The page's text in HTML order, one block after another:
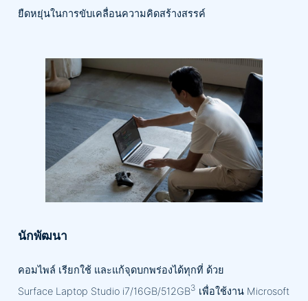
ยืดหยุ่นในการขับเคลื่อนความคิดสร้างสรรค์
นักพัฒนา
คอมไพล์ เรียกใช้ และแก้จุดบกพร่องได้ทุกที่ ด้วย
Surface Laptop Studio i7/16GB/512GB3 เพื่อใช้งาน Microsoft